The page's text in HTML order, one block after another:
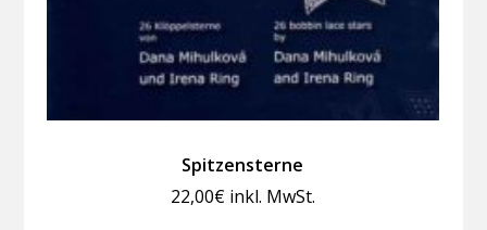
Spitzensterne
22,00€ inkl. MwSt.